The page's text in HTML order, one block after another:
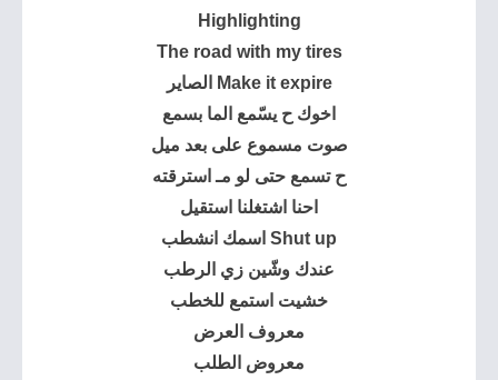
‏The road with my tires
Make it expire الصاير
اخوك ح يسّمع الما بسمع‏
صوت مسموع على بعد ميل
ح تسمع حتى لو مـ استرقته
‏احنا اشتغلنا استقيل
Shut up اسمك انشطب
عندك وشّين زي الرطب
خشيت استمع للخطب
معروف العرض
معروض الطلب